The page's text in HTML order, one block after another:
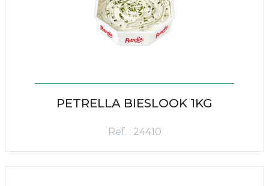
PETRELLA BIESLOOK 1KG
Ref. : 24410